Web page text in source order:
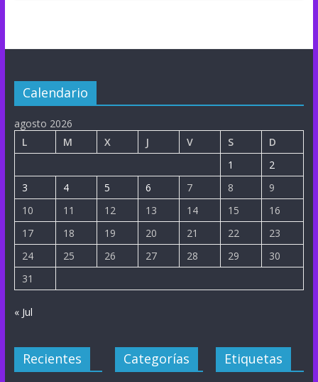
Calendario
agosto 2026
L
M X J V S
D
1
2
3
4 5 6 7 8
9
10
11 12 13 14 15
16
17
18 19 20 21 22
23
24
25 26 27 28 29
30
31
« Jul
Recientes Categorías Etiquetas